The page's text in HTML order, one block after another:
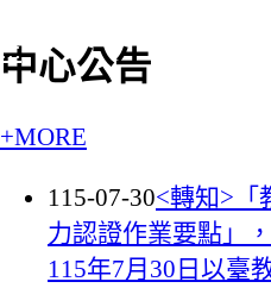
:::
中心公告
+MORE
115-07-30<轉知>「
力認證作業要點」
115年7月30日以臺